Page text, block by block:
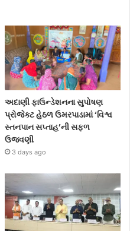
અદાણી ફાઉન્ડેશનના સુપોષણ
પ્રોજેક્ટ હેઠળ ઉમરપાડામાં ‘વિશ્વ
સ્તનપાન સપ્તાહ’ની સફળ
ઉજવણી
3 days ago